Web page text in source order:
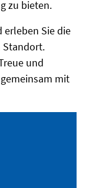
zu bieten.
erleben Sie die
Standort.
und
mit